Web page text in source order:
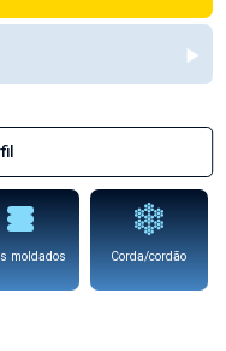
moldados Corda/cordão